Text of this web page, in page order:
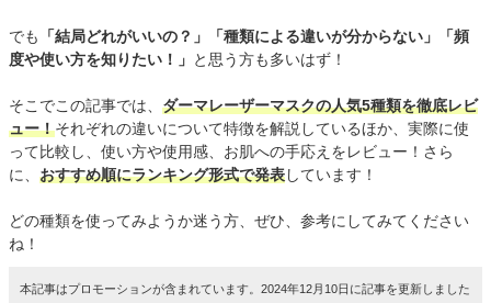
でも
「結局どれがいいの？」「種類による違いが分からない」「頻
度や使い方を知りたい！」 と思う方も多いはず！
そこでこの記事では、 ダーマレーザーマスクの人気5種類を徹底レビ
ュー！それぞれの違いについて特徴を解説しているほか、実際に使
って比較し、使い方や使用感、お肌への手応えをレビュー！さら
に、 おすすめ順にランキング形式で発表しています！
どの種類を使ってみようか迷う方、ぜひ、参考にしてみてください
ね！
本記事はプロモーションが含まれています。2024年12月10日に記事を更新しました